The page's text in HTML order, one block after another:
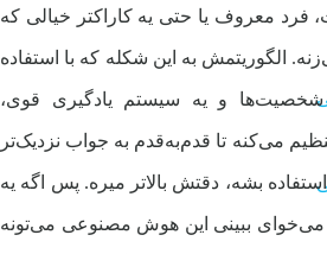
معروف یا حتی یه کاراکتر خیالی که
الگوریتمش به این شکله که با استفاده
شخصیت‌ها و یه سیستم یادگیری قوی،
می‌کنه تا قدم‌به‌قدم به جواب نزدیک‌تر
بشه، دقتش بالاتر میره. پس اگه یه
ببینی این هوش مصنوعی می‌تونه